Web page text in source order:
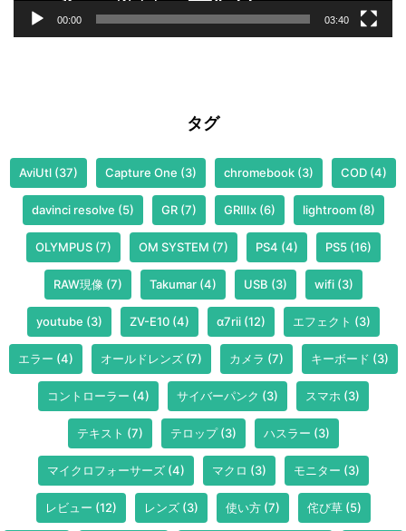
00:00 03:40
タグ
AviUtl (37) Capture One (3) chromebook (3) COD (4)
davinci resolve (5) GR(7) GRⅢx(6) lightroom(8)
OLYMPUS(7) OM SYSTEM (7) PS4 (4) PS5(16)
RAW現像 (7) Takumar(4) USB (3) wifi(3)
youtube (3) ZV-E10(4) α7rii(12) エフェクト (3)
エラー (4) オールドレンズ(7) カメラ (7) キーボード (3)
コントローラー (4) サイバーパンク (3) スマホ (3)
テキスト (7) テロップ(3) ハスラー (3)
マイクロフォーサーズ(4) マクロ (3) モニター (3)
レビュー (12) レンズ(3) 使い方(7) 侘び草(5)